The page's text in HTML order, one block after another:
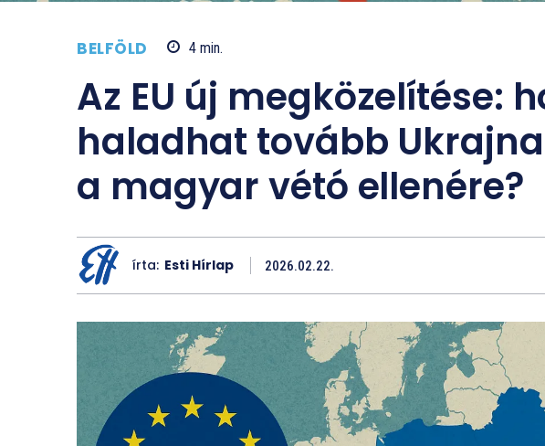
BELFÖLD 4min.
Az EU új megközelítése:
haladhat tovább
a magyar vétó ellenére?
írta: Esti Hírlap 2026.02.22.